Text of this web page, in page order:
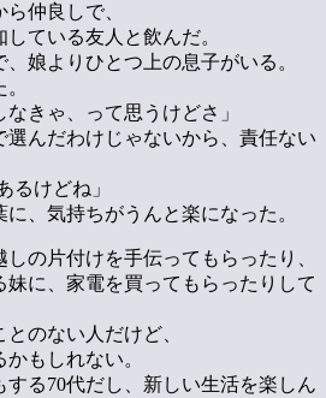
仲良しで、
ている友人と飲んだ。
娘よりひとつ上の息子がいる。
なきゃ、って思うけどさ」
選んだわけじゃないから、責任ない
るけどね」
、気持ちがうんと楽になった。
の片付けを手伝ってもらったり、
に、家電を買ってもらったりして
のない人だけど、
もしれない。
る70代だし、新しい生活を楽しん